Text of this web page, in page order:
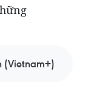
(Vietnam+)